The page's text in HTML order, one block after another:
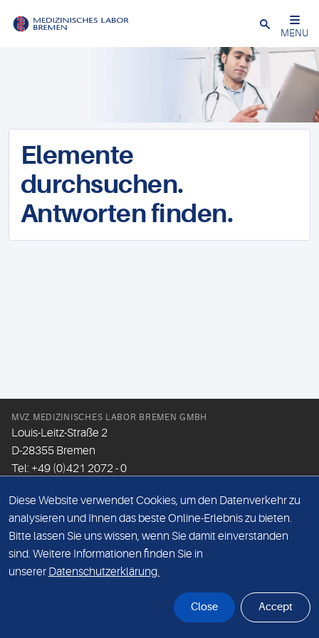
Schließen
MENU
Elemente
durchsuchen.
Antworten finden.
MVZ MEDIZINISCHES LABOR BREMEN GMBH
Louis-Leitz-Straße 2
D-28355 Bremen
Tel: +49 (0)421 2072 - 0
Email:info@mlhb.de
DATENSCHUTZ
IMPRESSUM
Diese Website verwendet Cookies, um den Datenverkehr zu
analysieren und Ihnen das beste Online-Erlebnis zu bieten.
Bitte lassen Sie uns wissen, wenn Sie damit einverstanden
sind. Weitere Informationen finden Sie in
unserer Datenschutzerklärung.
Close Accept